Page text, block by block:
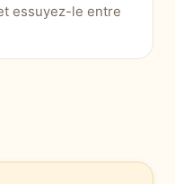
essuyez-le entre